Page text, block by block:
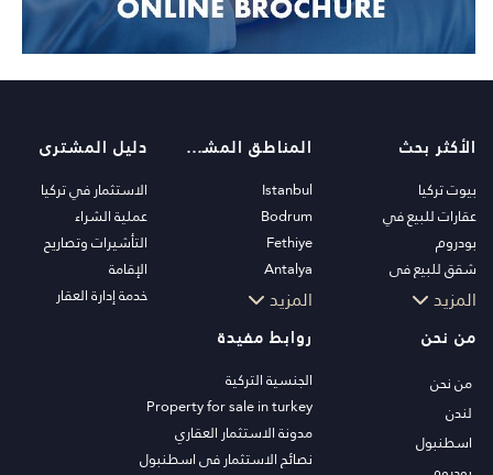
الأكثر بحث
بيوت تركيا
عقارات للبيع في
بودروم
شقق للبيع في
اسطنبول
فلل بودروم
شقق للبيع في انطاليا
منازل انطاليا
المزيد
المناطق المشهورة
Istanbul
Bodrum
Fethiye
Antalya
Kalkan
Kas
Bursa
Gocek
Side
Kemer
المزيد
دليل المشترى
الاستثمار في تركيا
عملية الشراء
التأشيرات وتصاريح
الإقامة
خدمة إدارة العقار
من نحن
من نحن
لندن
اسطنبول
روابط مفيدة
الجنسية التركية
Property for sale in turkey
مدونة الاستثمار العقاري
نصائح الاستثمار في اسطنبول